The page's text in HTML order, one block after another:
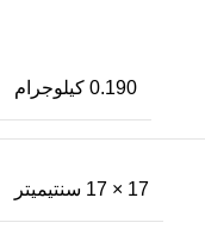
0.190 كيلوجرام
17 × 17 سنتيميتر